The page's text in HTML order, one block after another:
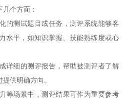
个方面：
的测试题目或任务，测评系统能够客
水平，如知识掌握、技能熟练度或心
详细的测评报告，帮助被测评者了解
供明确方向。
等场景中，测评结果可作为重要参考